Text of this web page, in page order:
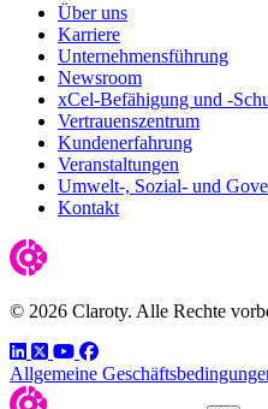
Über uns
Karriere
Unternehmensführung
Newsroom
xCel-Befähigung und -
Vertrauenszentrum
Kundenerfahrung
Veranstaltungen
Umwelt-, Sozial- und
Kontakt
© 2026 Claroty. Alle Rechte
LinkedIn
TwitterYouTube
Facebook
Allgemeine